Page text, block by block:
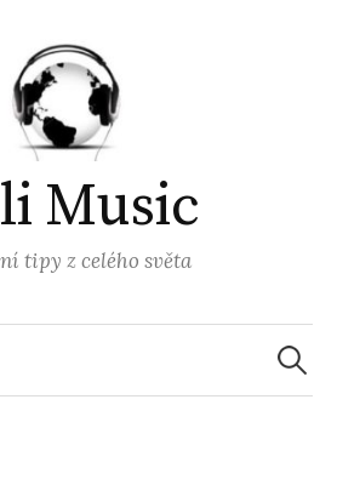
Music
tipy z celého světa